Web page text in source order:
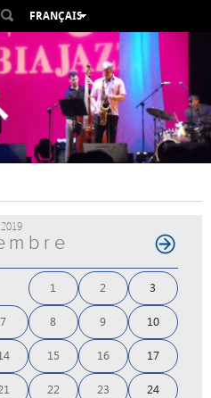
FRANÇAIS
ESPAÑOL
VALENCIÀ
ENGLISH
DEUTSCH
РУССКИЙ
2019
1 2 3
7 8 9 10
15 16 17
22 23 24